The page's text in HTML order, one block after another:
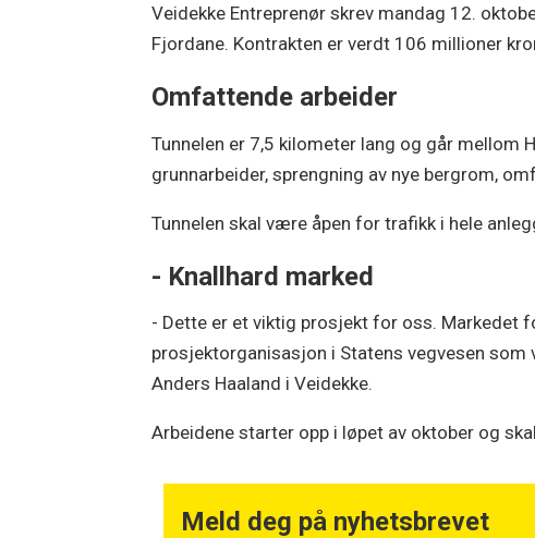
Veidekke Entreprenør skrev mandag 12.
Fjordane. Kontrakten er verdt 106 millioner
Omfattende arbeider
Tunnelen er 7,5 kilometer lang og går mellom
grunnarbeider, sprengning av nye bergrom,
Tunnelen skal være åpen for trafikk i hele
- Knallhard marked
- Dette er et viktig prosjekt for oss. Markedet
prosjektorganisasjon i Statens vegvesen
Anders Haaland i Veidekke.
Arbeidene starter opp i løpet av oktober og
Meld deg på nyhetsbrevet